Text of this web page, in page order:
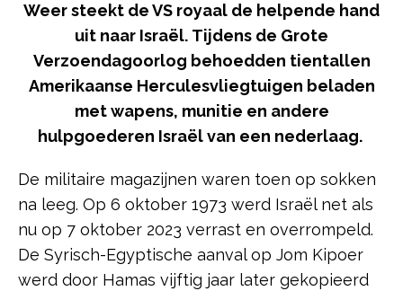
Weer steekt de VS royaal de helpende hand
uit naar Israël. Tijdens de Grote
Verzoendagoorlog behoedden tientallen
Amerikaanse Herculesvliegtuigen beladen
met wapens, munitie en andere
hulpgoederen Israël van een nederlaag.
De militaire magazijnen waren toen op sokken
na leeg. Op 6 oktober 1973 werd Israël net als
nu op 7 oktober 2023 verrast en overrompeld.
De Syrisch-Egyptische aanval op Jom Kipoer
werd door Hamas vijftig jaar later gekopieerd